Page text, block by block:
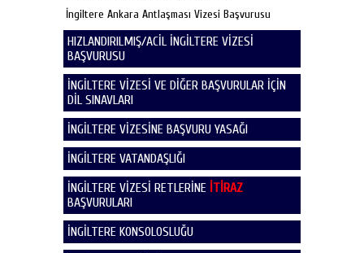
İngiltere Ankara Antlaşması Vizesi Başvurusu
HIZLANDIRILMIŞ/ACİL İNGİLTERE VİZESİ
BAŞVURUSU
İNGİLTERE VİZESİ VE DİĞER BAŞVURULAR İÇİN
DİL SINAVLARI
İNGİLTERE VİZESİNE BAŞVURU YASAĞI
İNGİLTERE VATANDAŞLIĞI
İNGİLTERE VİZESİ RETLERİNE İTİRAZ
BAŞVURULARI
İNGİLTERE KONSOLOSLUĞU